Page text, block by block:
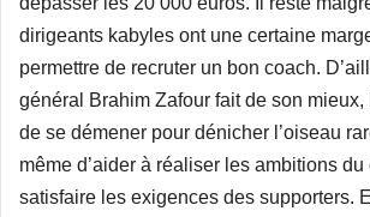
dirigeants kabyles ont une certaine
permettre de recruter un bon coach.
général Brahim Zafour fait de son mieux,
de se démener pour dénicher l’oiseau
même d’aider à réaliser les ambitions du
satisfaire les exigences des supporters.